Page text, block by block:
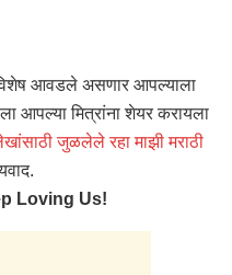
आवडले असणार आपल्याला
आपल्या मित्रांना शेयर करायला
जुळलेले रहा माझी मराठी
Loving Us!